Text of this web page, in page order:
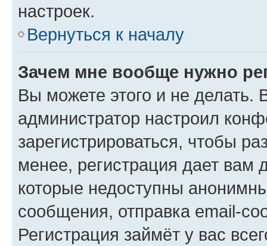
настроек.
Вернуться к началу
Зачем мне вообще нужно
Вы можете этого и не делать.
администратор настроил
зарегистрироваться, чтобы
менее, регистрация дает вам
которые недоступны
сообщения, отправка email-
Регистрация займёт у вас